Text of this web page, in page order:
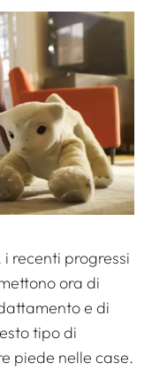
recenti progressi
ora di
e di
tipo di
piede nelle case.